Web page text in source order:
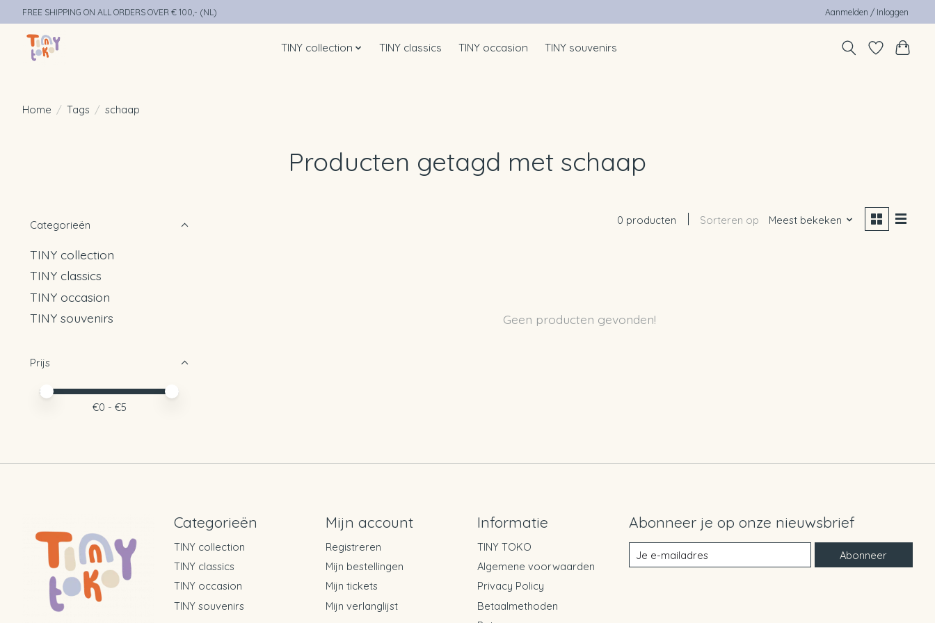
FREE SHIPPING ON ALL ORDERS OVER € 100,- (NL) Aanmelden / Inloggen
TINY collection TINY classics TINY occasion TINY souvenirs
Home / Tags / schaap
Producten getagd met schaap
Categorieën
TINY collection
TINY classics
TINY occasion
TINY souvenirs
Prijs
Minimale prijswaarde
Price maximum value
€0 - €5
0 producten Sorteren op Meest bekeken
Geen producten gevonden!
Categorieën
TINY collection
TINY classics
TINY occasion
TINY souvenirs
Mijn account
Registreren
Mijn bestellingen
Mijn tickets
Mijn verlanglijst
Informatie
TINY TOKO
Algemene voorwaarden
Privacy Policy
Betaalmethoden
Abonneer je op onze nieuwsbrief
Abonneer